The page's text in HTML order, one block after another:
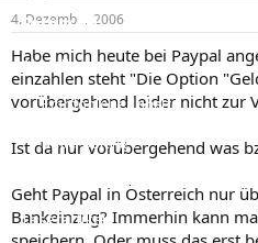
Forum
Aktuelles
Empfohlene Inhalte
Neue Beiträge
Neueste Aktivitäten
Leserartikel
l
e
r
l
t
a
m
4. Dezember 2006
Habe mich heute bei Paypal
einzahlen steht "Die Option
vorübergehend leider nicht zur
Ist da nur vorübergehend was
Geht Paypal in Österreich nur
Bankeinzug? Immerhin kann